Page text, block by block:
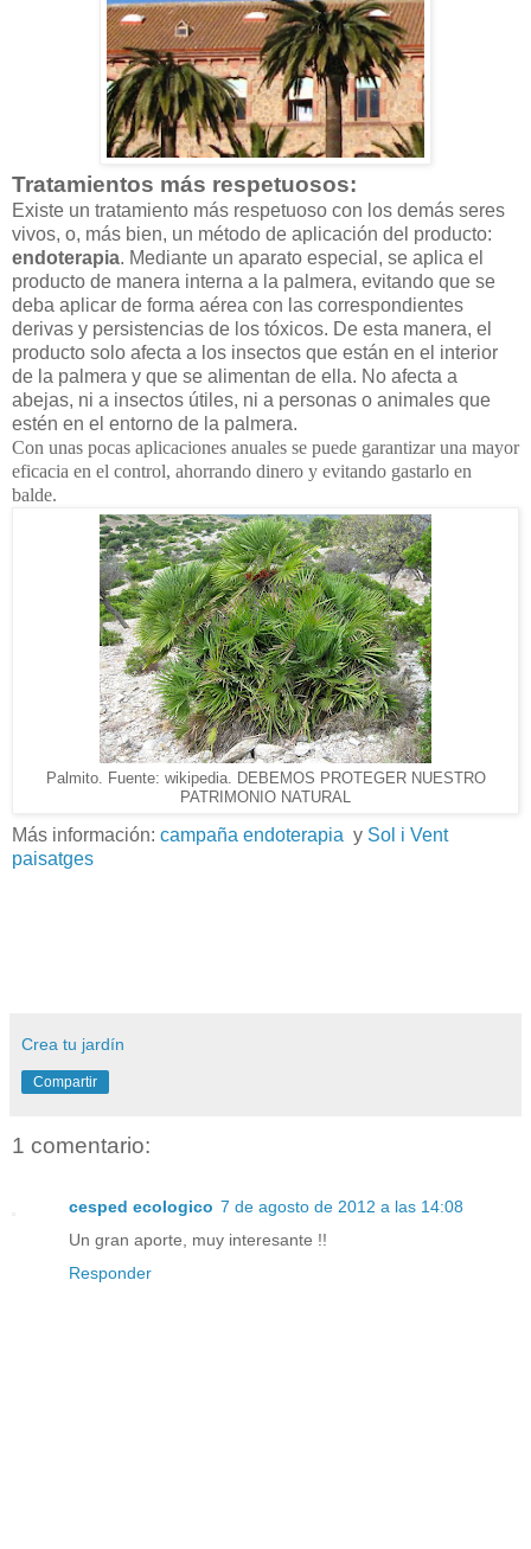
Tratamientos más respetuosos:
Existe un tratamiento más respetuoso con los demás seres
vivos, o, más bien, un método de aplicación del producto:
endoterapia. Mediante un aparato especial, se aplica el
producto de manera interna a la palmera, evitando que se
deba aplicar de forma aérea con las correspondientes
derivas y persistencias de los tóxicos. De esta manera, el
producto solo afecta a los insectos que están en el interior
de la palmera y que se alimentan de ella. No afecta a
abejas, ni a insectos útiles, ni a personas o animales que
estén en el entorno de la palmera.
Con unas pocas aplicaciones anuales se puede garantizar una mayor
eficacia en el control, ahorrando dinero y evitando gastarlo en
balde.
Palmito. Fuente: wikipedia. DEBEMOS PROTEGER NUESTRO
PATRIMONIO NATURAL
Más información: campaña endoterapia y Sol i Vent
paisatges
Crea tu jardín
Compartir
1 comentario:
cesped ecologico 7 de agosto de 2012 a las 14:08
Un gran aporte, muy interesante !!
Responder